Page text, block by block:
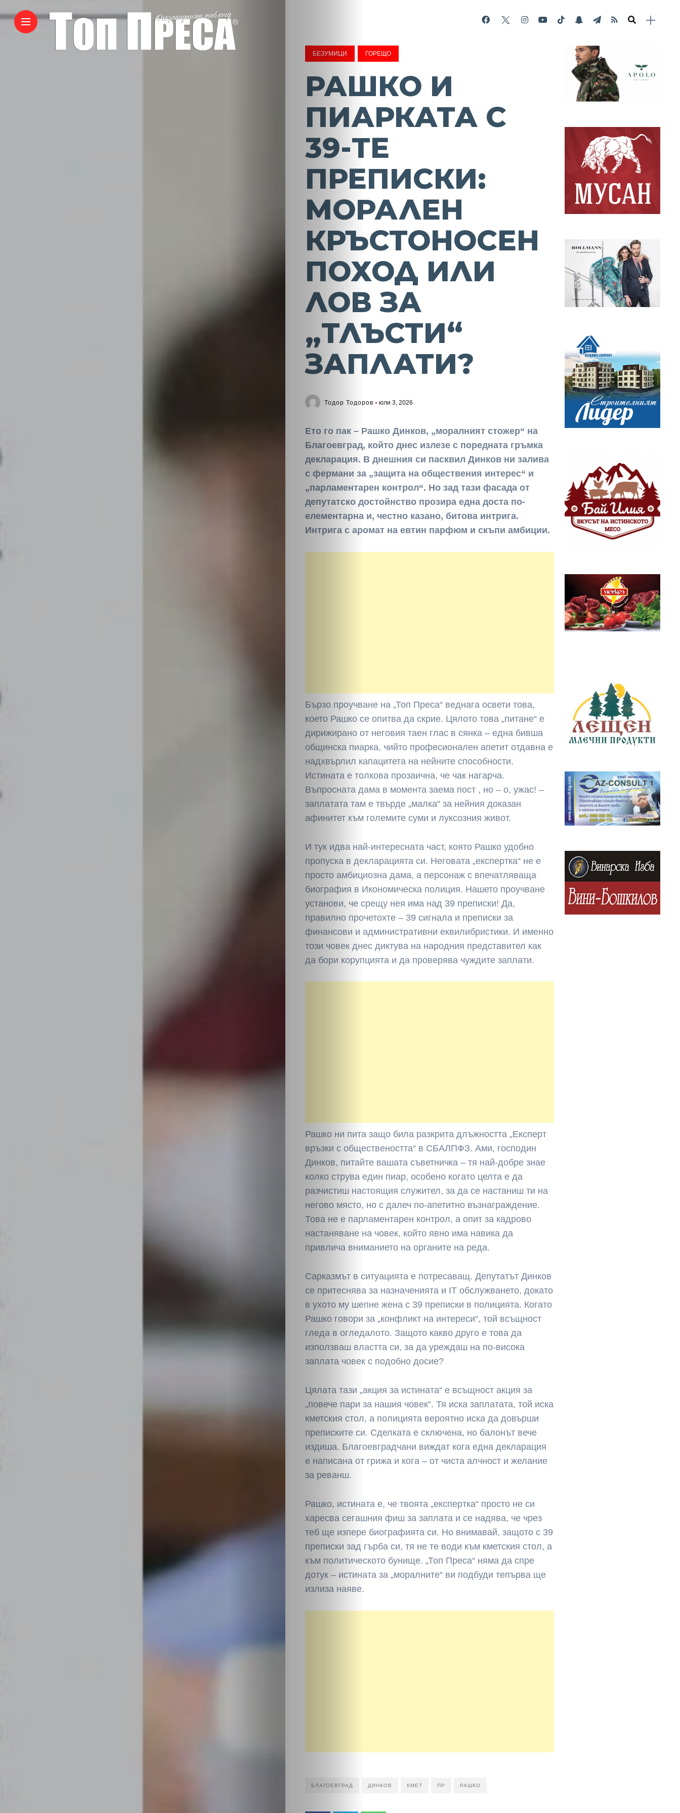
Култура
Светско
Крими
Малки
обяви
Таблоид
Новини
Search
БЕЗУМИЦИ ГОРЕЩО
РАШКО И
ПИАРКАТА С
39-ТЕ
ПРЕПИСКИ:
МОРАЛЕН
КРЪСТОНОСЕН
ПОХОД ИЛИ
ЛОВ ЗА
„ТЛЪСТИ“
ЗАПЛАТИ?
Тодор Тодоров юли 3, 2026
Ето го пак – Рашко Динков, „моралният стожер“ на
Благоевград, който днес излезе с поредната гръмка
декларация. В днешния си пасквил Динков ни залива
с фермани за „защита на обществения интерес“ и
„парламентарен контрол“. Но зад тази фасада от
депутатско достойнство прозира една доста по-
елементарна и, честно казано, битова интрига.
Интрига с аромат на евтин парфюм и скъпи амбиции.
Бързо проучване на „Топ Преса“ веднага освети това,
което Рашко се опитва да скрие. Цялото това „питане“ е
дирижирано от неговия таен глас в сянка – една бивша
общинска пиарка, чийто професионален апетит отдавна е
надхвърлил капацитета на нейните способности.
Истината е толкова прозаична, че чак нагарча.
Въпросната дама в момента заема пост , но – о, ужас! –
заплатата там е твърде „малка“ за нейния доказан
афинитет към големите суми и луксозния живот.
И тук идва най-интересната част, която Рашко удобно
пропуска в декларацията си. Неговата „експертка“ не е
просто амбициозна дама, а персонаж с впечатляваща
биография в Икономическа полиция. Нашето проучване
установи, че срещу нея има над 39 преписки! Да,
правилно прочетохте – 39 сигнала и преписки за
финансови и административни еквилибристики. И именно
този човек днес диктува на народния представител как
да бори корупцията и да проверява чуждите заплати.
Рашко ни пита защо била разкрита длъжността „Експерт
връзки с обществеността“ в СБАЛПФЗ. Ами, господин
Динков, питайте вашата съветничка – тя най-добре знае
колко струва един пиар, особено когато целта е да
разчистиш настоящия служител, за да се настаниш ти на
негово място, но с далеч по-апетитно възнаграждение.
Това не е парламентарен контрол, а опит за кадрово
настаняване на човек, който явно има навика да
привлича вниманието на органите на реда.
Сарказмът в ситуацията е потресаващ. Депутатът Динков
се притеснява за назначенията и IT обслужването, докато
в ухото му шепне жена с 39 преписки в полицията. Когато
Рашко говори за „конфликт на интереси“, той всъщност
гледа в огледалото. Защото какво друго е това да
използваш властта си, за да уреждаш на по-висока
заплата човек с подобно досие?
Цялата тази „акция за истината“ е всъщност акция за
„повече пари за нашия човек“. Тя иска заплатата, той иска
кметския стол, а полицията вероятно иска да довърши
преписките си. Сделката е сключена, но балонът вече
издиша. Благоевградчани виждат кога една декларация
е написана от грижа и кога – от чиста алчност и желание
за реванш.
Рашко, истината е, че твоята „експертка“ просто не си
харесва сегашния фиш за заплата и се надява, че чрез
теб ще изпере биографията си. Но внимавай, защото с 39
преписки зад гърба си, тя не те води към кметския стол, а
към политическото бунище. „Топ Преса“ няма да спре
дотук – истината за „моралните“ ви подбуди тепърва ще
излиза наяве.
БЛАГОЕВГРАД ДИНКОВ КМЕТ ПР РАШКО